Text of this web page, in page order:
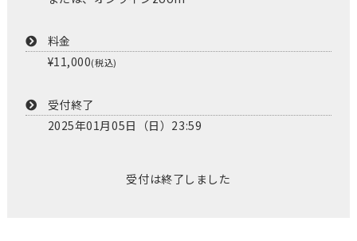
料金
¥11,000(税込)
受付終了
2025年01月05日（日）23:59
受付は終了しました